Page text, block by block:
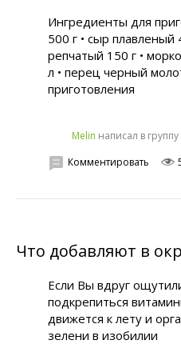
Ингредиенты для
500 г • сыр плавленый
репчатый 150 г •
л • перец черный
приготовления
Melin написал в группу
Комментировать
Что добавляют в
Если Вы вдруг
подкрепиться
движется к лету и
зелени в изобилии